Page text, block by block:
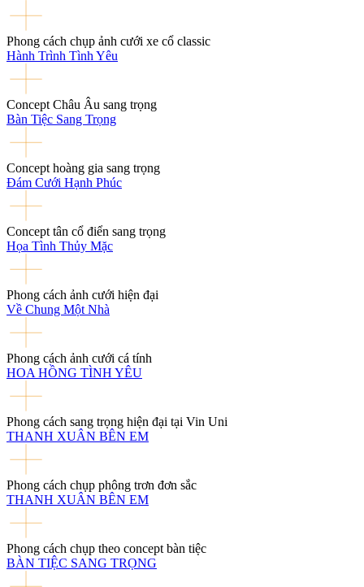
Phong cách chụp ảnh cưới xe cổ classic
Hành Trình Tình Yêu
Concept Châu Âu sang trọng
Bàn Tiệc Sang Trọng
Concept hoàng gia sang trọng
Đám Cưới Hạnh Phúc
Concept tân cổ điển sang trọng
Họa Tình Thủy Mặc
Phong cách ảnh cưới hiện đại
Về Chung Một Nhà
Phong cách ảnh cưới cá tính
HOA HỒNG TÌNH YÊU
Phong cách sang trọng hiện đại tại Vin Uni
THANH XUÂN BÊN EM
Phong cách chụp phông trơn đơn sắc
THANH XUÂN BÊN EM
Phong cách chụp theo concept bàn tiệc
BÀN TIỆC SANG TRỌNG